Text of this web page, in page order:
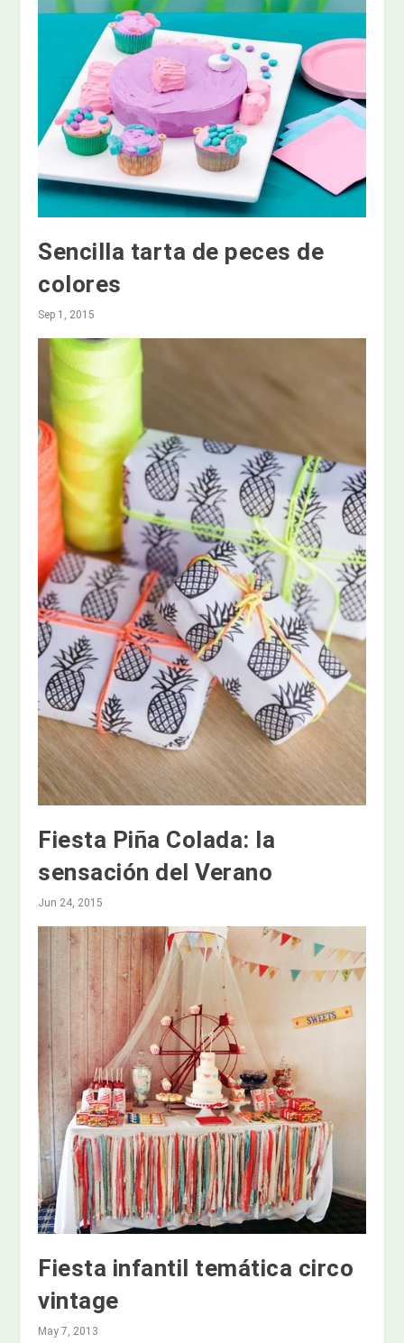
Sencilla tarta de peces de
colores
Sep 1, 2015
Fiesta Piña Colada: la
sensación del Verano
Jun 24, 2015
Fiesta infantil temática circo
vintage
May 7, 2013